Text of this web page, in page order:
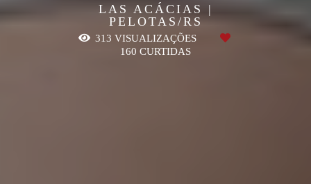
LAS ACÁCIAS |
PELOTAS/RS
313 VISUALIZAÇÕES
160 CURTIDAS